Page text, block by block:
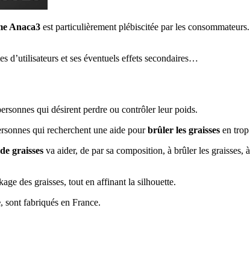
Anaca3 est particulièrement plébiscitée par les consommateurs.
d’utilisateurs et ses éventuels effets secondaires…
qui désirent perdre ou contrôler leur poids.
qui recherchent une aide pourbrûler les graisses en
graisses va aider, de par sa composition, à brûler les
des graisses, tout en affinant la silhouette.
, sont fabriqués en France.